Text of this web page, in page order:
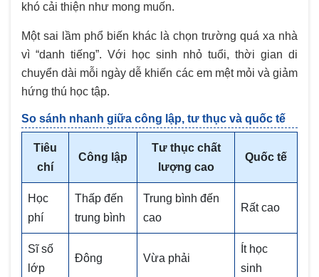
khó cải thiện như mong muốn.
Một sai lầm phổ biến khác là chọn trường quá xa nhà
vì “danh tiếng”. Với học sinh nhỏ tuổi, thời gian di
chuyển dài mỗi ngày dễ khiến các em mệt mỏi và giảm
hứng thú học tập.
So sánh nhanh giữa công lập, tư thục và quốc tế
Tiêu
chí
Công lập
Tư thục chất
lượng cao
Quốc tế
Học
phí
Thấp đến
trung bình
Trung bình đến
cao
Rất cao
Sĩ số
lớp
Đông Vừa phải
Ít học
sinh